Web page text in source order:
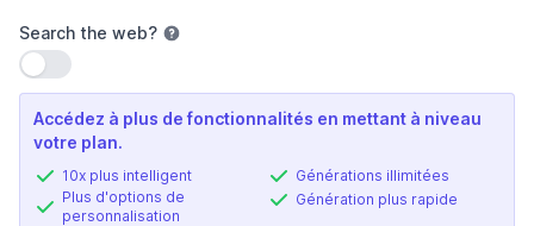
Search the web?
Utiliser le paramètre
Accédez à plus de fonctionnalités en mettant à niveau
votre plan.
10x plus intelligent
Plus d'options de
personnalisation
Générations illimitées
Génération plus rapide